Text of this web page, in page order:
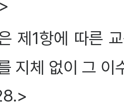
제1항에 따른
지체 없이 그